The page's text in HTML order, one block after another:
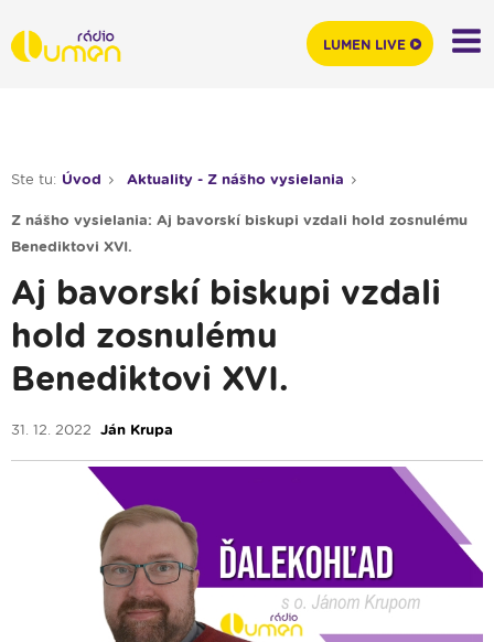
Ste tu: Úvod Aktuality - Z nášho vysielania
Z nášho vysielania: Aj bavorskí biskupi vzdali hold zosnulému
Benediktovi XVI.
Aj bavorskí biskupi vzdali
hold zosnulému
Benediktovi XVI.
31. 12. 2022 Ján Krupa
LUMEN LIVE